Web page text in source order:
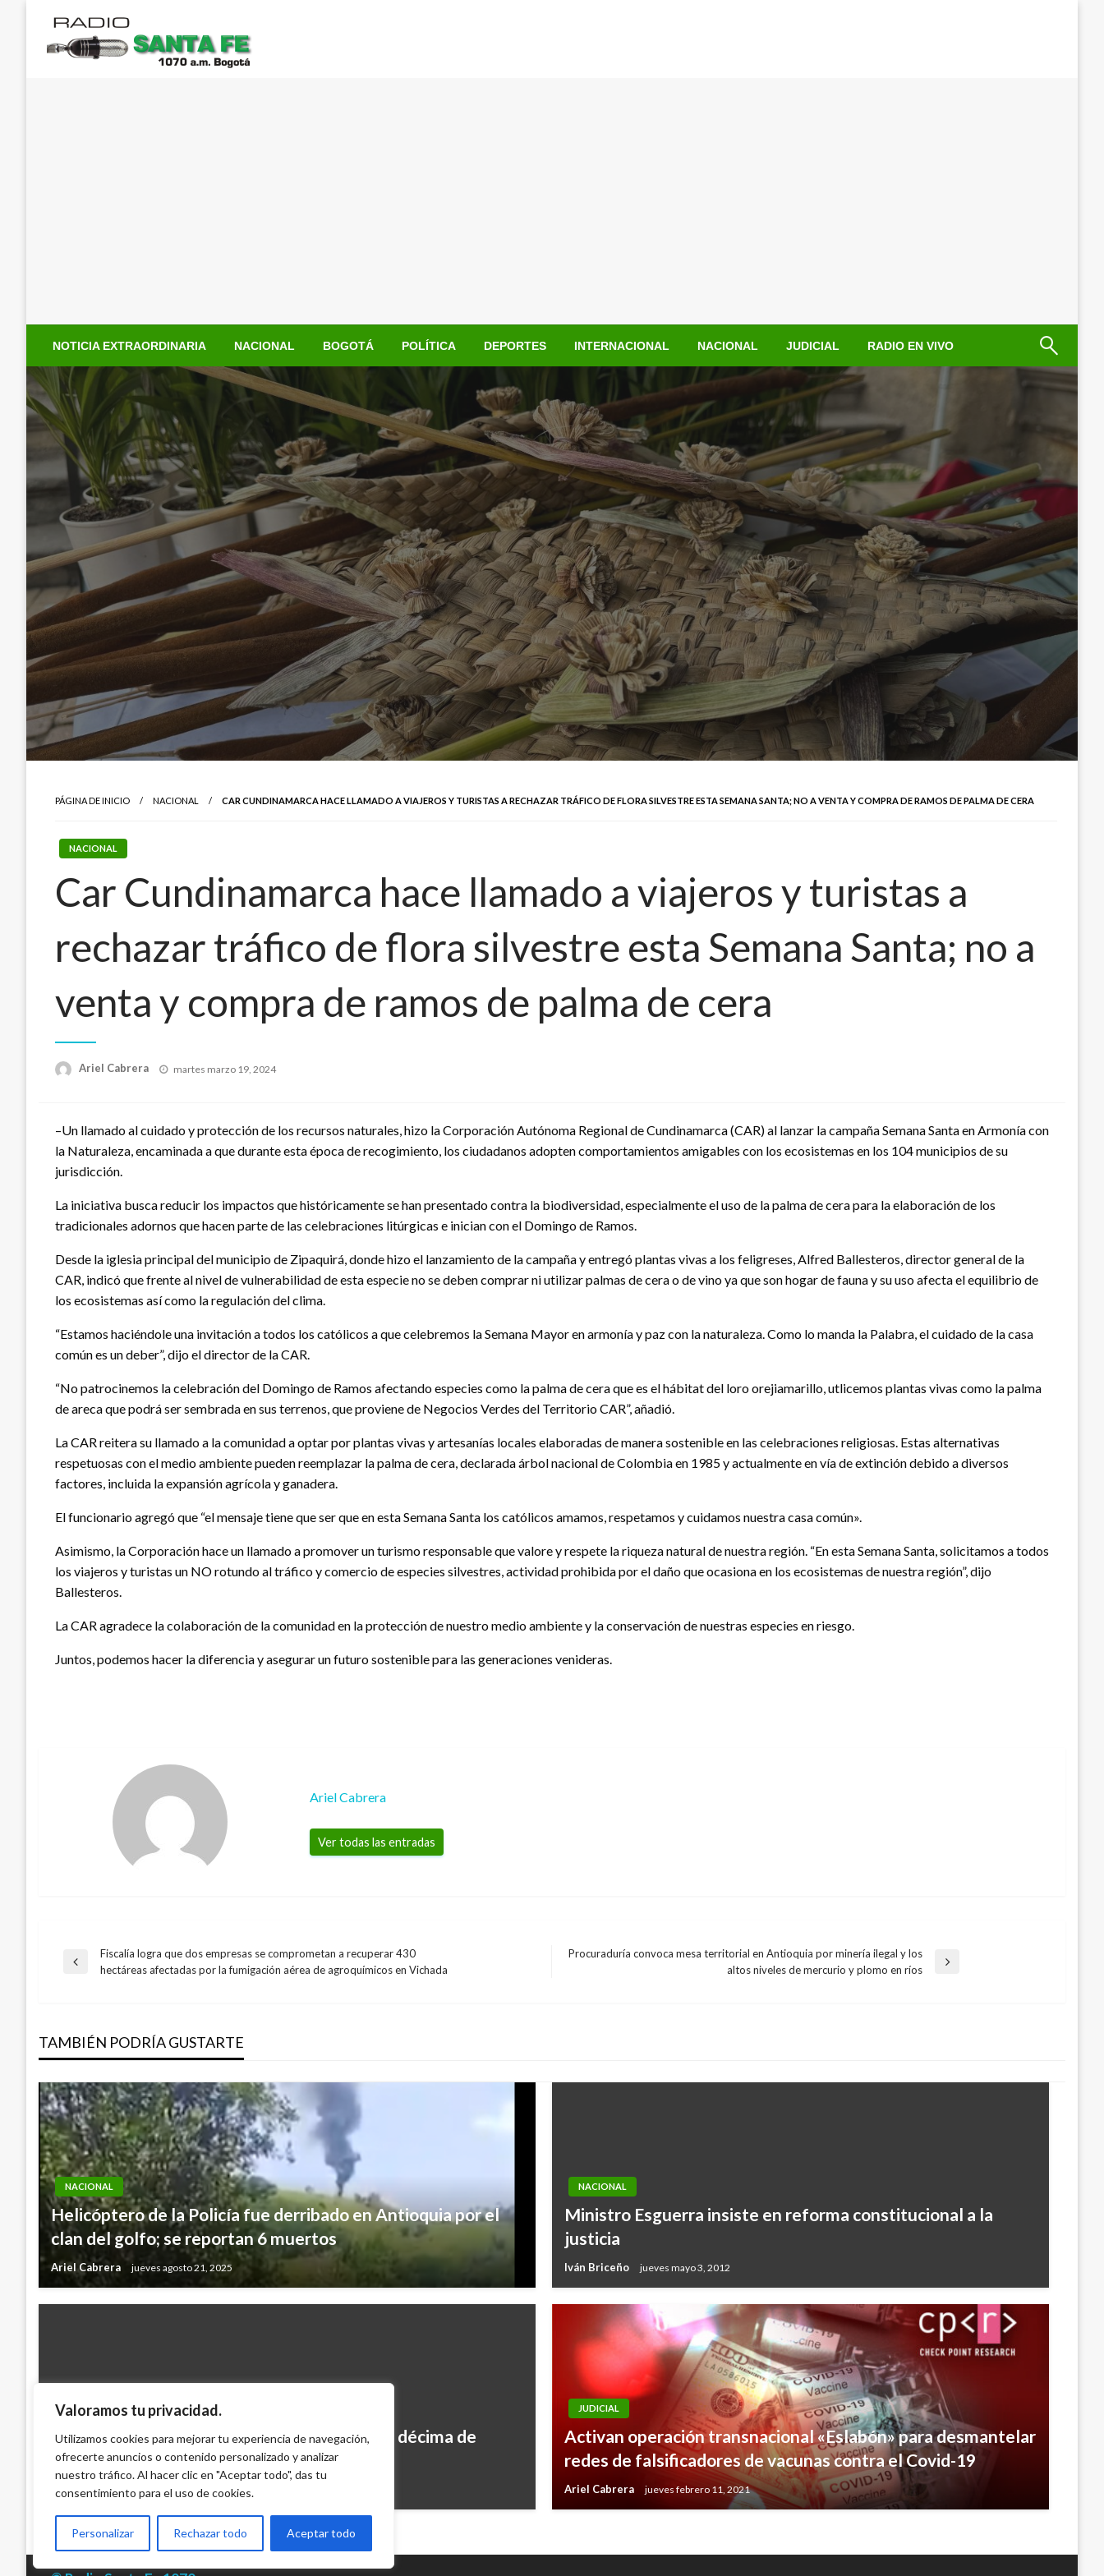
Valoramos tu privacidad.
Utilizamos cookies para mejorar tu experiencia de navegación,
ofrecerte anuncios o contenido personalizado y analizar
nuestro tráfico. Al hacer clic en "Aceptar todo", das tu
consentimiento para el uso de cookies.
Personalizar Rechazar todo Aceptar todo
contenido
NOTICIA EXTRAORDINARIA NACIONAL BOGOTÁ POLÍTICA DEPORTES INTERNACIONAL NACIONAL JUDICIAL RADIO EN VIVO
PÁGINA DE INICIO NACIONAL CAR CUNDINAMARCA HACE LLAMADO A VIAJEROS Y TURISTAS A RECHAZAR TRÁFICO DE FLORA SILVESTRE ESTA SEMANA SANTA; NO A VENTA Y COMPRA DE RAMOS DE PALMA DE CERA
NACIONAL
Car Cundinamarca hace llamado a viajeros y turistas a
rechazar tráfico de flora silvestre esta Semana Santa; no a
venta y compra de ramos de palma de cera
Ariel Cabrera
Publicado
martes marzo 19, 2024
–Un llamado al cuidado y protección de los recursos naturales, hizo la Corporación Autónoma Regional de Cundinamarca (CAR) al lanzar la campaña Semana Santa en Armonía con
la Naturaleza, encaminada a que durante esta época de recogimiento, los ciudadanos adopten comportamientos amigables con los ecosistemas en los 104 municipios de su
jurisdicción.
La iniciativa busca reducir los impactos que históricamente se han presentado contra la biodiversidad, especialmente el uso de la palma de cera para la elaboración de los
tradicionales adornos que hacen parte de las celebraciones litúrgicas e inician con el Domingo de Ramos.
Desde la iglesia principal del municipio de Zipaquirá, donde hizo el lanzamiento de la campaña y entregó plantas vivas a los feligreses, Alfred Ballesteros, director general de la
CAR, indicó que frente al nivel de vulnerabilidad de esta especie no se deben comprar ni utilizar palmas de cera o de vino ya que son hogar de fauna y su uso afecta el equilibrio de
los ecosistemas así como la regulación del clima.
“Estamos haciéndole una invitación a todos los católicos a que celebremos la Semana Mayor en armonía y paz con la naturaleza. Como lo manda la Palabra, el cuidado de la casa
común es un deber”, dijo el director de la CAR.
“No patrocinemos la celebración del Domingo de Ramos afectando especies como la palma de cera que es el hábitat del loro orejiamarillo, utlicemos plantas vivas como la palma
de areca que podrá ser sembrada en sus terrenos, que proviene de Negocios Verdes del Territorio CAR”, añadió.
La CAR reitera su llamado a la comunidad a optar por plantas vivas y artesanías locales elaboradas de manera sostenible en las celebraciones religiosas. Estas alternativas
respetuosas con el medio ambiente pueden reemplazar la palma de cera, declarada árbol nacional de Colombia en 1985 y actualmente en vía de extinción debido a diversos
factores, incluida la expansión agrícola y ganadera.
El funcionario agregó que “el mensaje tiene que ser que en esta Semana Santa los católicos amamos, respetamos y cuidamos nuestra casa común».
Asimismo, la Corporación hace un llamado a promover un turismo responsable que valore y respete la riqueza natural de nuestra región. “En esta Semana Santa, solicitamos a todos
los viajeros y turistas un NO rotundo al tráfico y comercio de especies silvestres, actividad prohibida por el daño que ocasiona en los ecosistemas de nuestra región”, dijo
Ballesteros.
La CAR agradece la colaboración de la comunidad en la protección de nuestro medio ambiente y la conservación de nuestras especies en riesgo.
Juntos, podemos hacer la diferencia y asegurar un futuro sostenible para las generaciones venideras.
Ariel Cabrera
Ver todas las entradas
Navegación
entradas
Entrada
Fiscalía logra que dos empresas se comprometan a recuperar 430
hectáreas afectadas por la fumigación aérea de agroquímicos en Vichada
Procuraduría convoca mesa territorial en Antioquia por minería ilegal y los
altos niveles de mercurio y plomo en ríos
TAMBIÉN PODRÍA GUSTARTE
NACIONAL
Helicóptero de la Policía fue derribado en Antioquia por el
clan del golfo; se reportan 6 muertos
Ariel Cabrera jueves agosto 21, 2025
NACIONAL
Ministro Esguerra insiste en reforma constitucional a la
justicia
Iván Briceño jueves mayo 3, 2012
NACIONAL
Por orden público, Gobierno activa condición décima de
Póliza de Automóviles
Giovanni Alarcón M. jueves junio 2, 2016
JUDICIAL
Activan operación transnacional «Eslabón» para desmantelar
redes de falsificadores de vacunas contra el Covid-19
Ariel Cabrera jueves febrero 11, 2021